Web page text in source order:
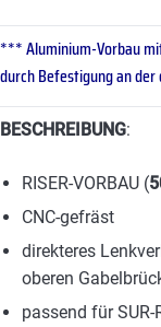
*** Aluminium-Vorbau
durch Befestigung an
BESCHREIBUNG:
RISER-VORBAU (
CNC-gefräst
direkteres
oberen
passend für